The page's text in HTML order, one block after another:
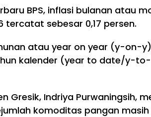
BPS, inflasi bulanan atau
sebesar 0,17 persen.
atau year on year (y-on-
kalender (year to date/y-
Gresik, Indriya Purwaningsih,
komoditas pangan